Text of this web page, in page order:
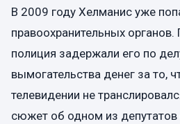
В 2009 году Хелманис уже
правоохранительных органов.
полиция задержали его по
вымогательства денег за то,
телевидении не
сюжет об одном из депутатов